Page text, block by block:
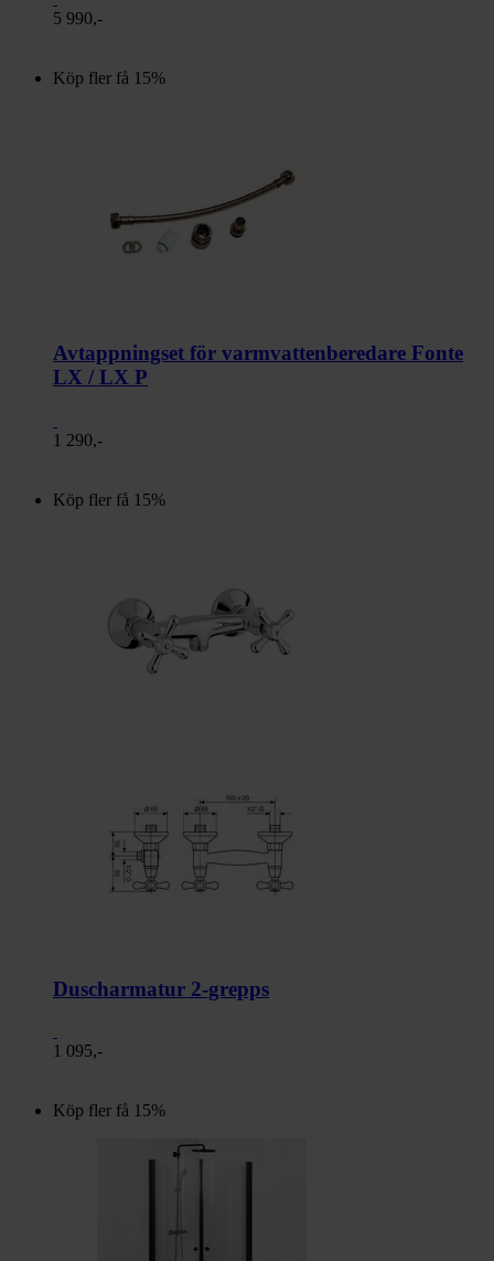
5 990,-
Köp fler få 15%
Avtappningset för varmvattenberedare Fonte
LX / LX P
1 290,-
Köp fler få 15%
Duscharmatur 2-grepps
1 095,-
Köp fler få 15%